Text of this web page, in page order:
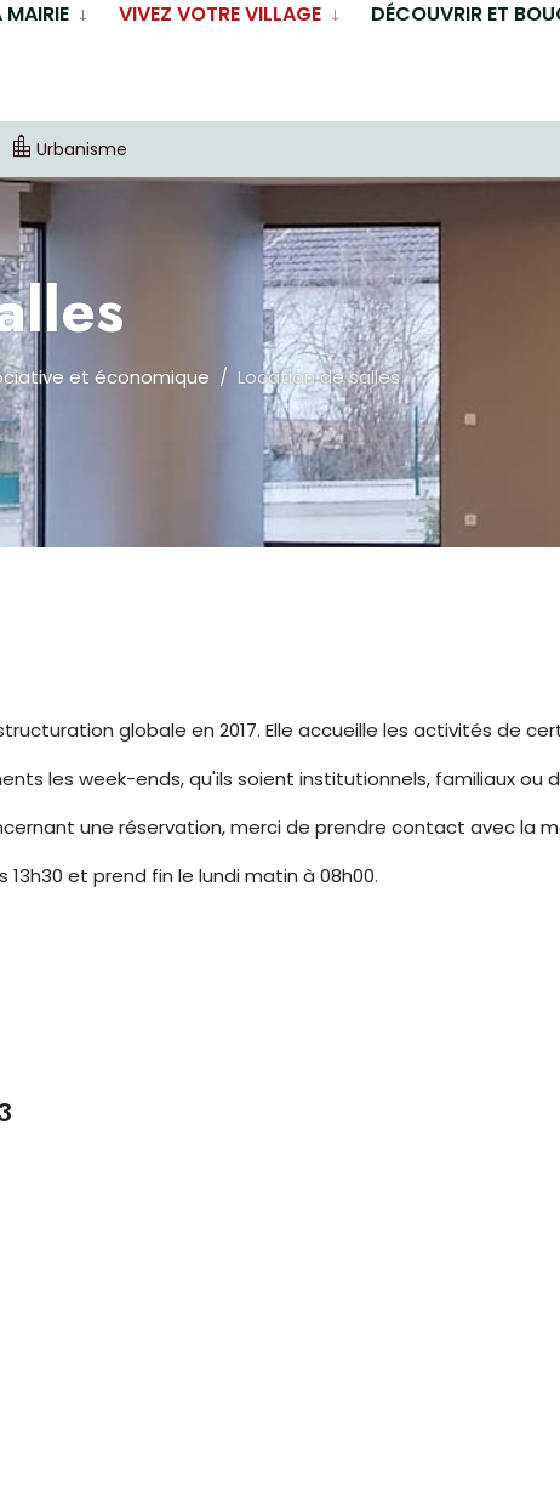
MAIRIE VIVEZ VOTRE VILLAGE DÉCOUVRIR ET
Urbanisme
et économique Location de salles
globale en 2017. Elle accueille les activités de
les week-ends, qu'ils soient institutionnels, familiaux ou
une réservation, merci de prendre contact avec la
et prend fin le lundi matin à 08h00.